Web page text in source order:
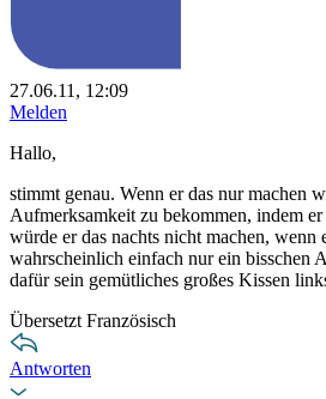
27.06.11, 12:09
Melden
Hallo,
stimmt genau. Wenn er das nur machen
Aufmerksamkeit zu bekommen, indem
würde er das nachts nicht machen, wenn
wahrscheinlich einfach nur ein bisschen
dafür sein gemütliches großes Kissen
Übersetzt Französisch
Antworten